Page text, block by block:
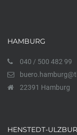
HAMBURG
040 / 500 482 99
22391 Hamburg
HENSTEDT-